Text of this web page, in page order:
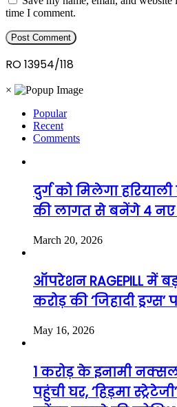
time I comment.
RO 13954/118
×
Popular
Recent
Comments
दुर्ग को मिलेगा
की लागत से बनेंगे 4 नए
March 20, 2026
ऑपरेशन RAGEPILL में
करोड़ की ‘जिहादी ड्रग्स’
May 16, 2026
1 करोड़ के इनामी
पहुंची घर, ‘हिड़मा